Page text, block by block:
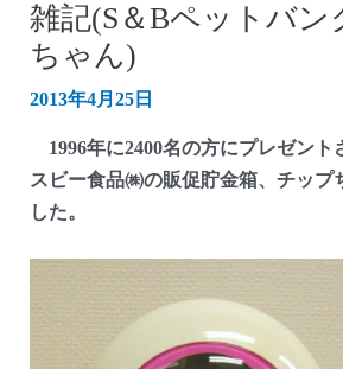
雑記(S＆Bペットバ
ちゃん)
2013年4月25日
1996年に2400名の方にプレゼント
スビー食品㈱の販促貯金箱、チップ
した。